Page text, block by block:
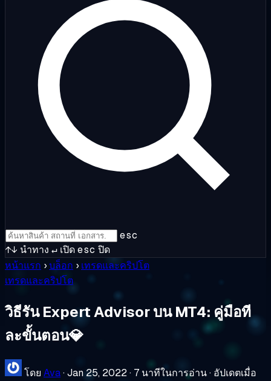
esc
↑↓ นำทาง ↵ เปิดesc ปิด
หน้าแรก ›บล็อก › เทรดและคริปโต
เทรดและคริปโต
วิธีรัน Expert Advisor บน MT4: คู่มือที
ละขั้นตอน💎
โดย Ava·Jan 25, 2022· 7 นาทีในการอ่าน· อัปเดตเมื่อ